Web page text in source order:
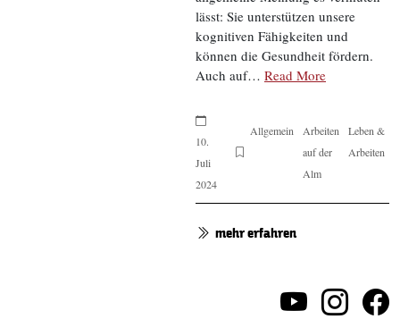
lässt: Sie unterstützen unsere
kognitiven Fähigkeiten und
können die Gesundheit fördern.
Auch auf… Read More
10.
Juli
2024
Allgemein
Arbeiten
auf der
Alm
Leben &
Arbeiten
mehr erfahren